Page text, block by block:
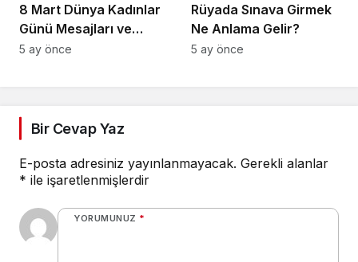
8 Mart Dünya Kadınlar
Günü Mesajları ve
Sözleri
5 ay önce
Rüyada Sınava Girmek
Ne Anlama Gelir?
5 ay önce
Bir Cevap Yaz
E-posta adresiniz yayınlanmayacak. Gerekli alanlar
* ile işaretlenmişlerdir
YORUMUNUZ *